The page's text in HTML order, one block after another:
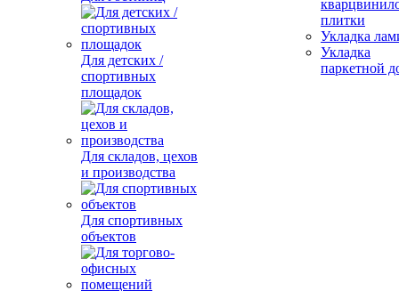
Для детских /
спортивных
площадок
Для складов, цехов
и производства
Для спортивных
объектов
плитки
Укладка
Укладка
паркетной